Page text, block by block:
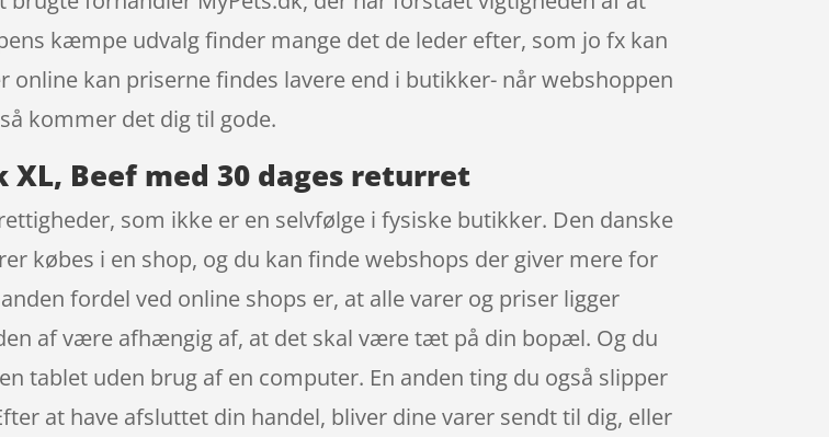
kæmpe udvalg finder mange det de leder efter, som jo fx kan
online kan priserne findes lavere end i butikker- når webshoppen
kommer det dig til gode.
XL, Beef med 30 dages returret
som ikke er en selvfølge i fysiske butikker. Den danske
købes i en shop, og du kan finde webshops der giver mere for
fordel ved online shops er, at alle varer og priser ligger
af være afhængig af, at det skal være tæt på din bopæl. Og du
tablet uden brug af en computer. En anden ting du også slipper
at have afsluttet din handel, bliver dine varer sendt til dig, eller